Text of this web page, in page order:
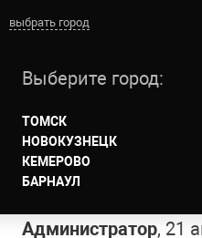
выбрать город
Выберите город:
ТОМСК
НОВОКУЗНЕЦК
КЕМЕРОВО
БАРНАУЛ
НОВАЯ
CAIN FW`2024
Администратор, 21